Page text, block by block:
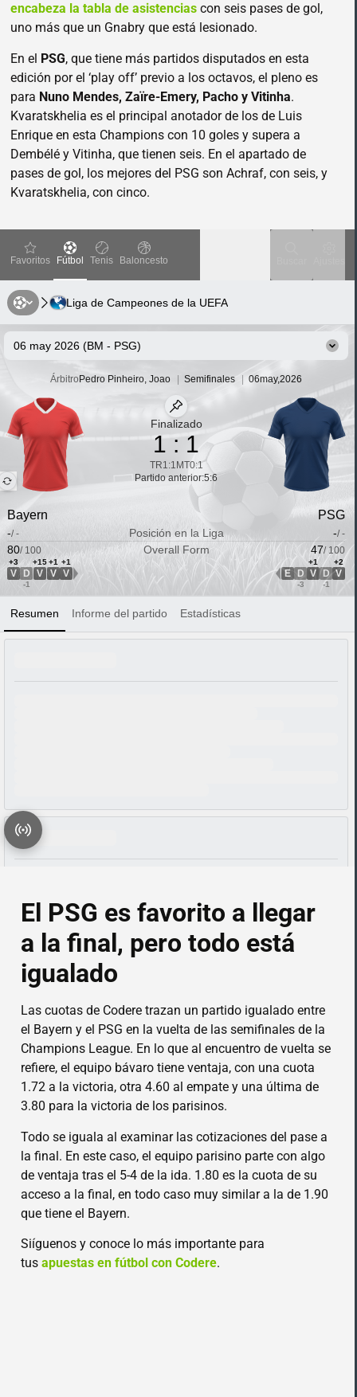
encabeza la tabla de asistencias con seis pases de gol,
uno más que un Gnabry que está lesionado.
En el PSG, que tiene más partidos disputados en esta
edición por el ‘play off’ previo a los octavos, el pleno es
para Nuno Mendes, Zaïre-Emery, Pacho y Vitinha.
Kvaratskhelia es el principal anotador de los de Luis
Enrique en esta Champions con 10 goles y supera a
Dembélé y Vitinha, que tienen seis. En el apartado de
pases de gol, los mejores del PSG son Achraf, con seis, y
Kvaratskhelia, con cinco.
El PSG es favorito a llegar
a la final, pero todo está
igualado
Las cuotas de Codere trazan un partido igualado entre
el Bayern y el PSG en la vuelta de las semifinales de la
Champions League. En lo que al encuentro de vuelta se
refiere, el equipo bávaro tiene ventaja, con una cuota
1.72 a la victoria, otra 4.60 al empate y una última de
3.80 para la victoria de los parisinos.
Todo se iguala al examinar las cotizaciones del pase a
la final. En este caso, el equipo parisino parte con algo
de ventaja tras el 5-4 de la ida. 1.80 es la cuota de su
acceso a la final, en todo caso muy similar a la de 1.90
que tiene el Bayern.
Siíguenos y conoce lo más importante para
tusapuestas en fútbol con Codere.